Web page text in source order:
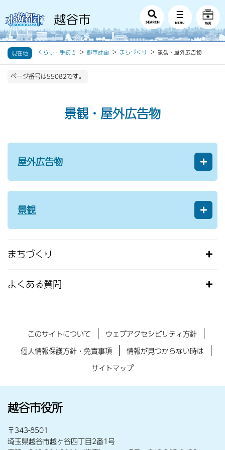
現在地 くらし・手続き 都市計画 まちづくり 景観・屋外広告物
ページ番号は55082です。
景観・屋外広告物
屋外広告物
景観
まちづくり
よくある質問
このサイトについて
ウェブアクセシビリティ方針
個人情報保護方針・免責事項
情報が見つからない時は
サイトマップ
越谷市役所
〒343-8501
埼玉県越谷市越ヶ谷四丁目2番1号